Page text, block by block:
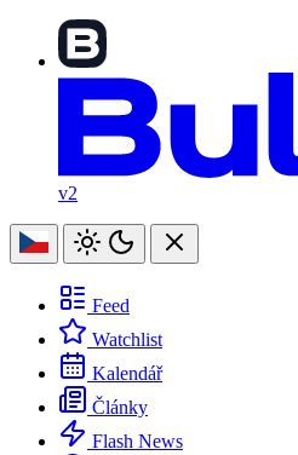
v2
Feed
Watchlist
Kalendář
Články
Flash News